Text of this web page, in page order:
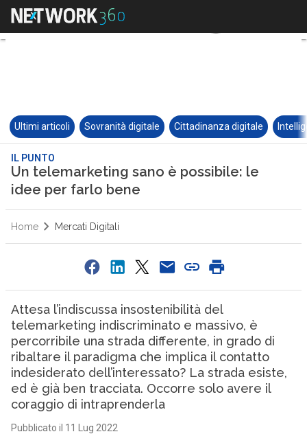
Ultimi articoli Sovranità digitale Cittadinanza digitale
IL PUNTO
Un telemarketing sano è possibile: le
idee per farlo bene
Home Mercati Digitali
Attesa l’indiscussa insostenibilità del
telemarketing indiscriminato e massivo, è
percorribile una strada differente, in grado di
ribaltare il paradigma che implica il contatto
indesiderato dell’interessato? La strada esiste,
ed è già ben tracciata. Occorre solo avere il
coraggio di intraprenderla
Pubblicato il 11 Lug 2022